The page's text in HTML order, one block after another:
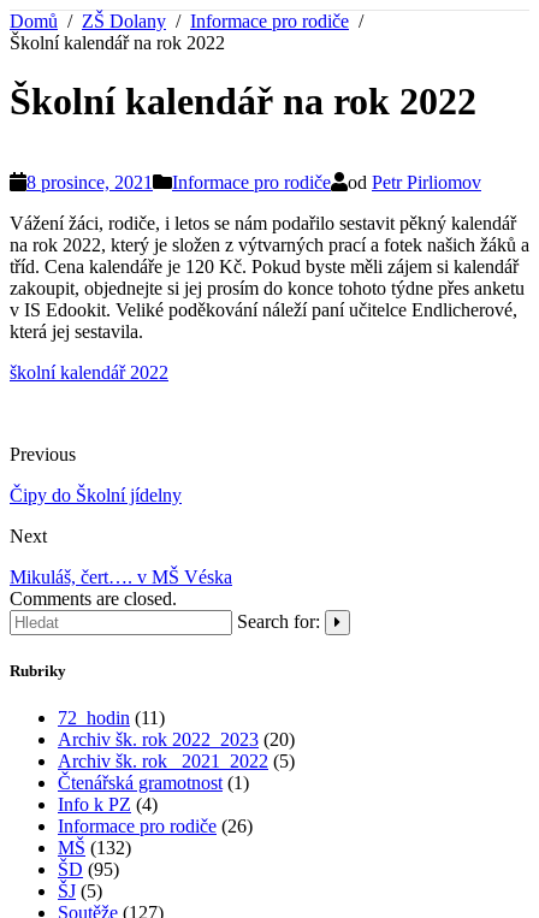
Domů ZŠ Dolany
Informace pro rodiče
Školní kalendář na rok 2022
Školní kalendář na rok 2022
8 prosince, 2021 Informace pro rodiče od Petr Pirliomov
Vážení žáci, rodiče, i letos se nám podařilo sestavit pěkný kalendář
na rok 2022, který je složen z výtvarných prací a fotek našich žáků a
tříd. Cena kalendáře je 120 Kč. Pokud byste měli zájem si kalendář
zakoupit, objednejte si jej prosím do konce tohoto týdne přes anketu
v IS Edookit. Veliké poděkování náleží paní učitelce Endlicherové,
která jej sestavila.
školní kalendář 2022
Previous
Čipy do Školní jídelny
Next
Mikuláš, čert…. v MŠ Véska
Comments are closed.
Search for:
Rubriky
72_hodin (11)
Archiv šk. rok 2022_2023 (20)
Archiv šk. rok_ 2021_2022 (5)
Čtenářská gramotnost (1)
Info k PZ (4)
Informace pro rodiče (26)
MŠ (132)
ŠD (95)
ŠJ (5)
Soutěže (127)